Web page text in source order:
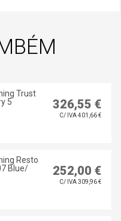
Trust
5
326,55 €
C/ IVA 401,66 €
Resto
Blue/
252,00 €
C/ IVA 309,96 €